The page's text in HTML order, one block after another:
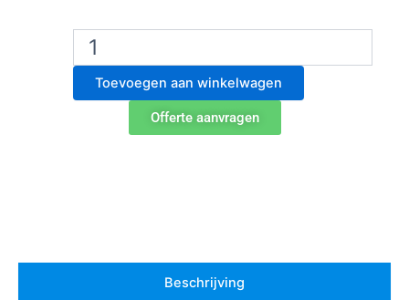
Ohaus
PX4201
precisieweegschaal
aantal
Toevoegen aan winkelwagen
Offerte aanvragen
Beschrijving